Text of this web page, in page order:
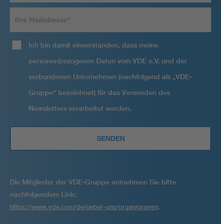
Mailadresse
Ich bin damit einverstanden, dass meine
personenbezogenen Daten vom VDE e.V. und der
verbundenen Unternehmen (nachfolgend als „VDE-
Gruppe“ bezeichnet) für das Versenden des
Newsletters verarbeitet werden.
Die Mitglieder der VDE-Gruppe entnehmen Sie bitte
nachfolgendem Link:
https://www.vde.com/de/ueber-uns/organigramm.